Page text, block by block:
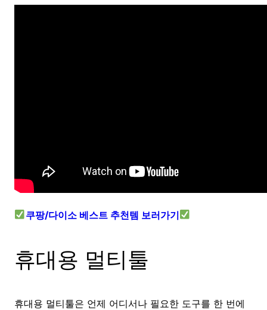
쿠팡/다이소 베스트 추천템 보러가기
휴대용 멀티툴
휴대용 멀티툴은 언제 어디서나 필요한 도구를 한 번에